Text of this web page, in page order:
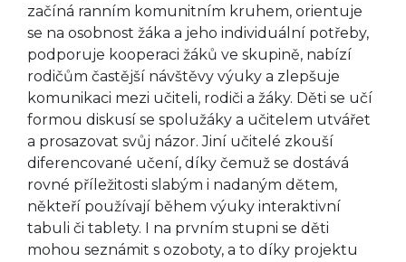
začíná ranním komunitním kruhem, orientuje
se na osobnost žáka a jeho individuální potřeby,
podporuje kooperaci žáků ve skupině, nabízí
rodičům častější návštěvy výuky a zlepšuje
komunikaci mezi učiteli, rodiči a žáky. Děti se učí
formou diskusí se spolužáky a učitelem utvářet
a prosazovat svůj názor. Jiní učitelé zkouší
diferencované učení, díky čemuž se dostává
rovné příležitosti slabým i nadaným dětem,
někteří používají během výuky interaktivní
tabuli či tablety. I na prvním stupni se děti
mohou seznámit s ozoboty, a to díky projektu